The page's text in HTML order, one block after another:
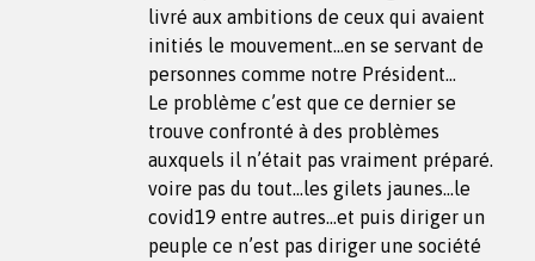
livré aux ambitions de ceux qui avaient
initiés le mouvement…en se servant de
personnes comme notre Président…
Le problème c’est que ce dernier se
trouve confronté à des problèmes
auxquels il n’était pas vraiment préparé.
voire pas du tout…les gilets jaunes…le
covid19 entre autres…et puis diriger un
peuple ce n’est pas diriger une société